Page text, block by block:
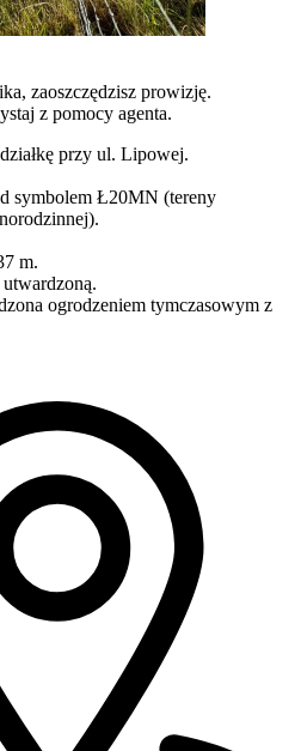
zaoszczędzisz prowizję.
z pomocy agenta.
przy ul. Lipowej.
symbolem Ł20MN (tereny
m.
ogrodzeniem tymczasowym z